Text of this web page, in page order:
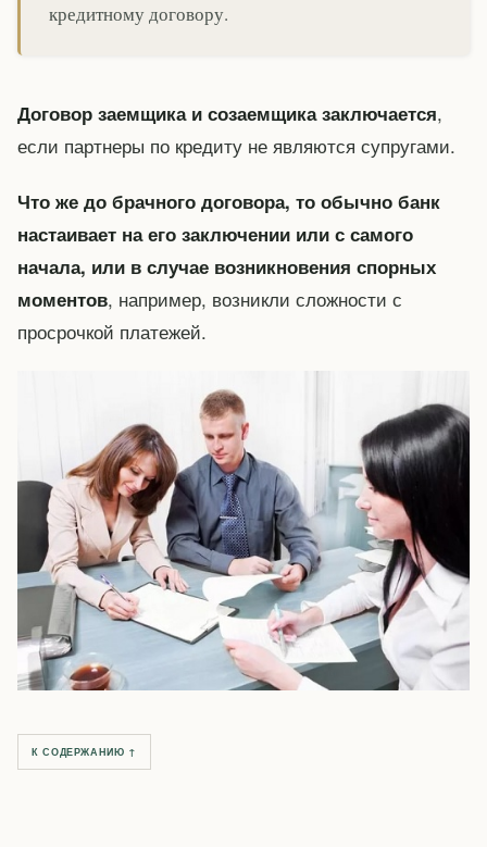
кредитному договору.
Договор заемщика и созаемщика заключается,
если партнеры по кредиту не являются супругами.
Что же до брачного договора, то обычно банк
настаивает на его заключении или с самого
начала, или в случае возникновения спорных
моментов, например, возникли сложности с
просрочкой платежей.
К СОДЕРЖАНИЮ ↑